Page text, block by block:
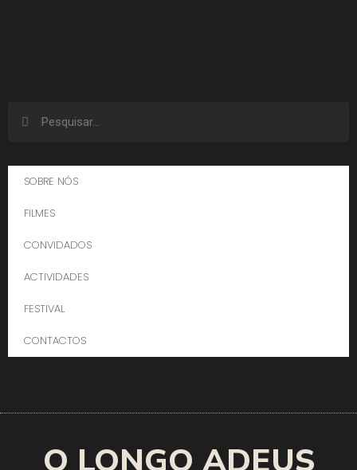
SOBRE NÓS
FILMES
CONVIDADOS
ACTIVIDADES
FESTIVAL
CONTACTOS
O LONGO ADEUS